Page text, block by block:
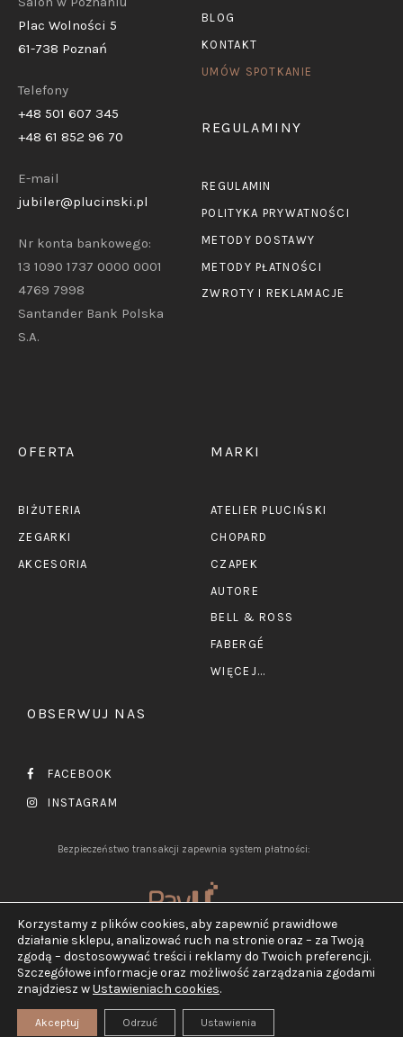
Plac Wolności 5
61-738 Poznań
Telefony
+48 501 607 345
+48 61 852 96 70
E-mail
jubiler@plucinski.pl
Nr konta bankowego:
13 1090 1737 0000 0001
4769 7998
Santander Bank Polska
S.A.
BLOG
KONTAKT
UMÓW SPOTKANIE
REGULAMINY
REGULAMIN
POLITYKA PRYWATNOŚCI
METODY DOSTAWY
METODY PŁATNOŚCI
ZWROTY I REKLAMACJE
OFERTA
BIŻUTERIA
ZEGARKI
AKCESORIA
MARKI
ATELIER PLUCIŃSKI
CHOPARD
CZAPEK
AUTORE
BELL & ROSS
FABERGÉ
WIĘCEJ...
OBSERWUJ NAS
FACEBOOK
INSTAGRAM
Bezpieczeństwo transakcji zapewnia system płatności:
2026 ©Jubiler Pluciński.
Wszelkie prawa zastrzeżone.
Realizacja:TEGN
Korzystamy z plików cookies, aby zapewnić prawidłowe
działanie sklepu, analizować ruch na stronie oraz – za Twoją
zgodą – dostosowywać treści i reklamy do Twoich preferencji.
Szczegółowe informacje oraz możliwość zarządzania zgodami
znajdziesz wUstawieniach cookies.
Akceptuj Odrzuć Ustawienia